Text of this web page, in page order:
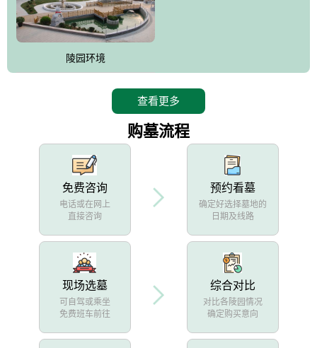
陵园环境
查看更多
购墓流程
免费咨询
电话或在网上
直接咨询
预约看墓
确定好选择墓地的
日期及线路
现场选墓
可自驾或乘坐
免费班车前往
综合对比
对比各陵园情况
确定购买意向